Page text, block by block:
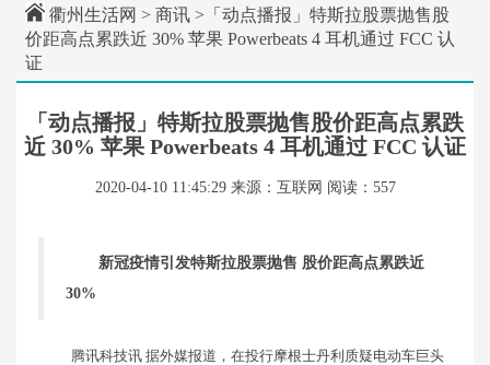
衢州生活网 > 商讯 >「动点播报」特斯拉股票抛售股
价距高点累跌近 30% 苹果 Powerbeats 4 耳机通过 FCC 认
证
「动点播报」特斯拉股票抛售股价距高点累跌
近 30% 苹果 Powerbeats 4 耳机通过 FCC 认证
2020-04-10 11:45:29 来源：互联网 阅读：557
新冠疫情引发特斯拉股票抛售 股价距高点累跌近
30%
腾讯科技讯 据外媒报道，在投行摩根士丹利质疑电动车巨头